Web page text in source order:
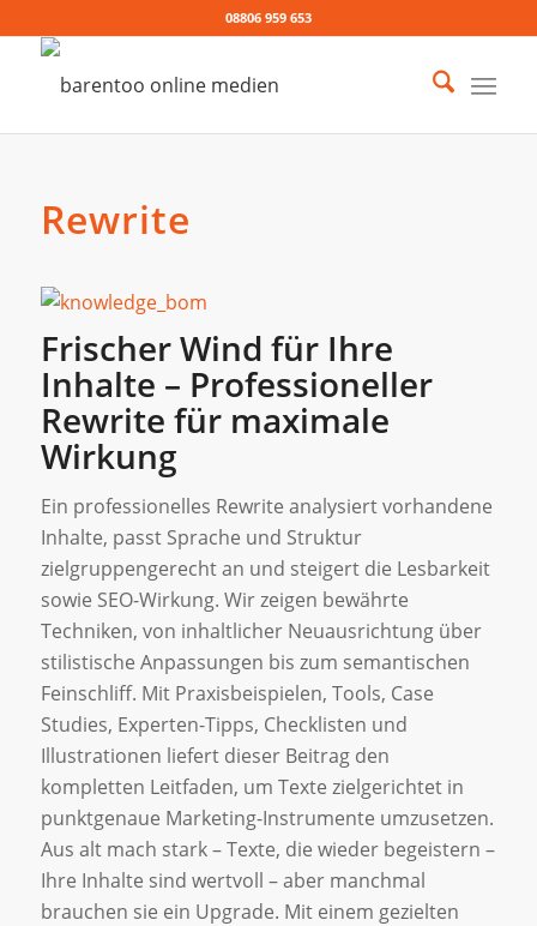
08806 959 653
Rewrite
Frischer Wind für Ihre
Inhalte – Professioneller
Rewrite für maximale
Wirkung
Ein professionelles Rewrite analysiert vorhandene
Inhalte, passt Sprache und Struktur
zielgruppengerecht an und steigert die Lesbarkeit
sowie SEO-Wirkung. Wir zeigen bewährte
Techniken, von inhaltlicher Neuausrichtung über
stilistische Anpassungen bis zum semantischen
Feinschliff. Mit Praxisbeispielen, Tools, Case
Studies, Experten-Tipps, Checklisten und
Illustrationen liefert dieser Beitrag den
kompletten Leitfaden, um Texte zielgerichtet in
punktgenaue Marketing-Instrumente umzusetzen.
Aus alt mach stark – Texte, die wieder begeistern –
Ihre Inhalte sind wertvoll – aber manchmal
brauchen sie ein Upgrade. Mit einem gezielten